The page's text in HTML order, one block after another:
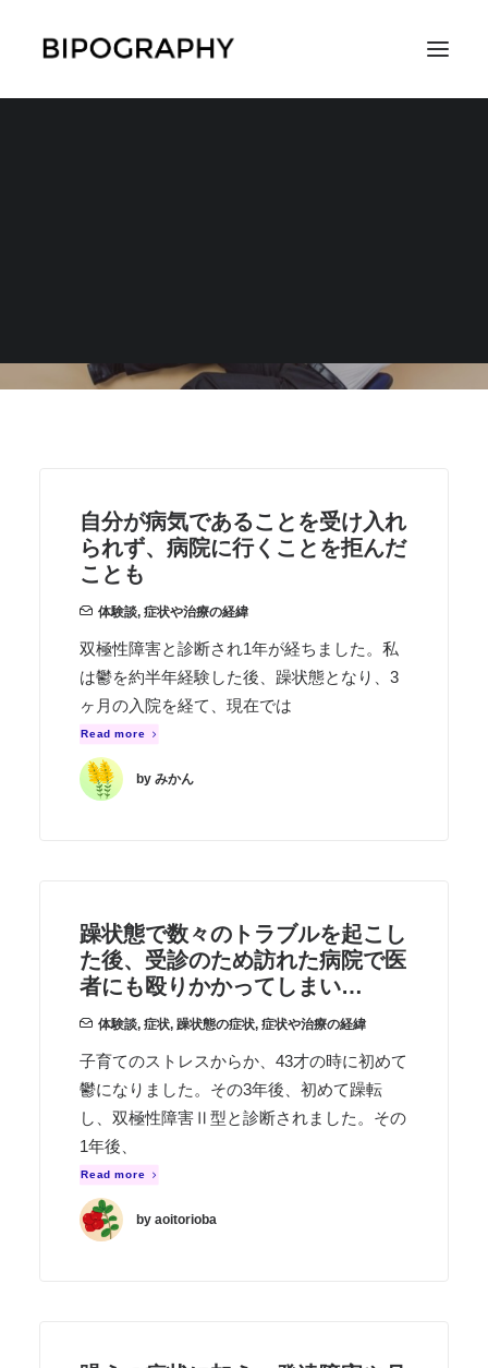
自分が病気であることを受け入れ
られず、病院に行くことを拒んだ
ことも
体験談, 症状や治療の経緯
双極性障害と診断され1年が経ちました。私
は鬱を約半年経験した後、躁状態となり、3
ヶ月の入院を経て、現在では
Read more
by みかん
躁状態で数々のトラブルを起こし
た後、受診のため訪れた病院で医
者にも殴りかかってしまい…
体験談, 症状, 躁状態の症状, 症状や治療の経緯
子育てのストレスからか、43才の時に初めて
鬱になりました。その3年後、初めて躁転
し、双極性障害Ⅱ型と診断されました。その
1年後、
Read more
by aoitorioba